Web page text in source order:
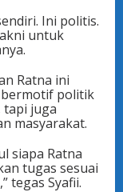
Ini politis.
untuk
Ratna ini
bermotif politik
tapi juga
masyarakat.
siapa Ratna
tugas sesuai
tegas Syafii.